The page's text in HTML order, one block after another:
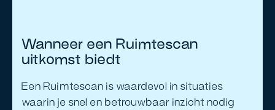
Wanneer een Ruimtescan
uitkomst biedt
Een Ruimtescan is waardevol in situaties
waarin je snel en betrouwbaar inzicht nodig